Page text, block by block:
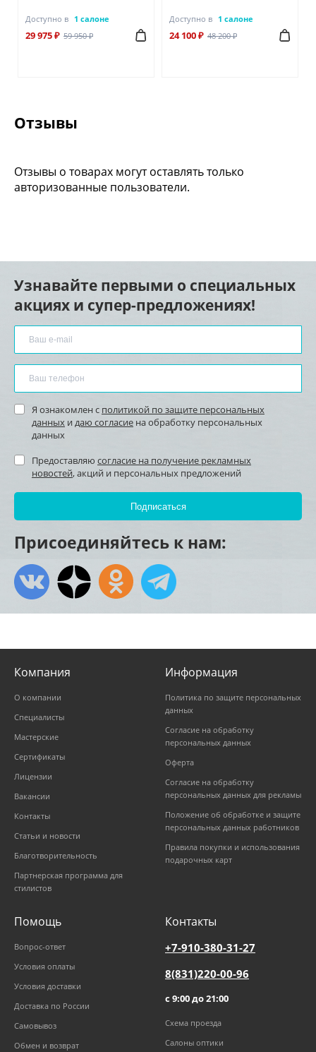
Доступно в 1 салоне
29 975 ₽ 59 950 ₽
Доступно в 1 салоне
24 100 ₽ 48 200 ₽
Отзывы
Отзывы о товарах могут оставлять только
авторизованные пользователи.
Узнавайте первыми о специальных
акциях и супер-предложениях!
Я ознакомлен с политикой по защите персональных
данных и даю согласие на обработку персональных
данных
Предоставляю согласие на получение рекламных
новостей, акций и персональных предложений
Присоединяйтесь к нам:
Компания
О компании
Специалисты
Мастерские
Сертификаты
Лицензии
Вакансии
Контакты
Статьи и новости
Благотворительность
Партнерская программа для
стилистов
Информация
Политика по защите персональных
данных
Согласие на обработку
персональных данных
Оферта
Согласие на обработку
персональных данных для рекламы
Положение об обработке и защите
персональных данных работников
Правила покупки и использования
подарочных карт
Помощь
Вопрос-ответ
Условия оплаты
Условия доставки
Доставка по России
Самовывоз
Обмен и возврат
Контакты
+7-910-380-31-27
8(831)220-00-96
с 9:00 до 21:00
Схема проезда
Салоны оптики